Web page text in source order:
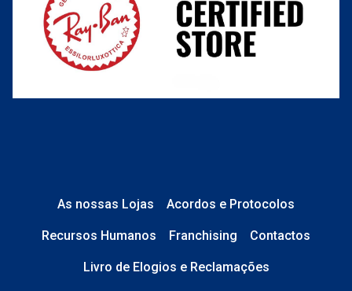
As nossas Lojas Acordos e Protocolos
Recursos Humanos Franchising Contactos
Livro de Elogios e Reclamações